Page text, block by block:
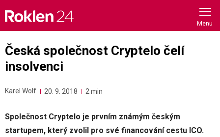
content
Česká společnost Cryptelo čelí
insolvenci
Karel Wolf 20. 9. 2018 2 min
Společnost Cryptelo je prvním známým českým
startupem, který zvolil pro své financování cestu ICO.